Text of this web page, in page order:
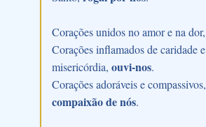
Corações unidos no amor e na dor,
Corações inflamados de caridade e
misericórdia, ouvi-nos.
Corações adoráveis e compassivos,
compaixão de nós.